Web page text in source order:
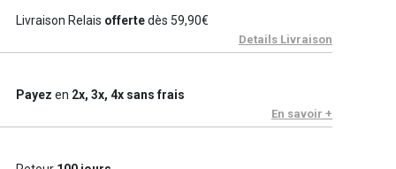
Livraison Relais offertedès 59,90€
Details Livraison
Payez en 2x, 3x, 4x sans frais
En savoir +